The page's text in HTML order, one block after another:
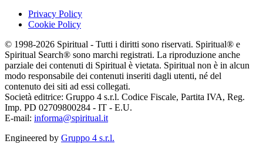
Privacy Policy
Cookie Policy
© 1998-2026 Spiritual - Tutti i diritti sono riservati. Spiritual® e
Spiritual Search® sono marchi registrati. La riproduzione anche
parziale dei contenuti di Spiritual è vietata. Spiritual non è in alcun
modo responsabile dei contenuti inseriti dagli utenti, né del
contenuto dei siti ad essi collegati.
Società editrice: Gruppo 4 s.r.l. Codice Fiscale, Partita IVA, Reg.
Imp. PD 02709800284 - IT - E.U.
E-mail: informa@spiritual.it
Engineered by Gruppo 4 s.r.l.